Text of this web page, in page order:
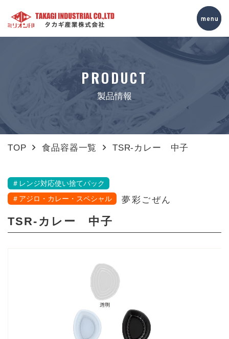
PRODUCT
製品情報
TOP 食品容器一覧 TSR-カレー 中子
＃レンジ対応使い捨てパック
＃アジロ・カレー・スペシャル
夢彩ごぜん
TSR-カレー 中子